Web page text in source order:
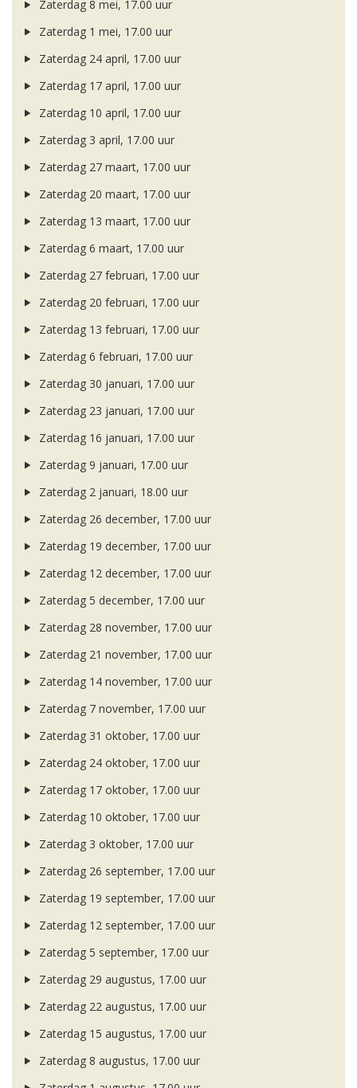
Zaterdag 8 mei, 17.00 uur
Zaterdag 1 mei, 17.00 uur
Zaterdag 24 april, 17.00 uur
Zaterdag 17 april, 17.00 uur
Zaterdag 10 april, 17.00 uur
Zaterdag 3 april, 17.00 uur
Zaterdag 27 maart, 17.00 uur
Zaterdag 20 maart, 17.00 uur
Zaterdag 13 maart, 17.00 uur
Zaterdag 6 maart, 17.00 uur
Zaterdag 27 februari, 17.00 uur
Zaterdag 20 februari, 17.00 uur
Zaterdag 13 februari, 17.00 uur
Zaterdag 6 februari, 17.00 uur
Zaterdag 30 januari, 17.00 uur
Zaterdag 23 januari, 17.00 uur
Zaterdag 16 januari, 17.00 uur
Zaterdag 9 januari, 17.00 uur
Zaterdag 2 januari, 18.00 uur
Zaterdag 26 december, 17.00 uur
Zaterdag 19 december, 17.00 uur
Zaterdag 12 december, 17.00 uur
Zaterdag 5 december, 17.00 uur
Zaterdag 28 november, 17.00 uur
Zaterdag 21 november, 17.00 uur
Zaterdag 14 november, 17.00 uur
Zaterdag 7 november, 17.00 uur
Zaterdag 31 oktober, 17.00 uur
Zaterdag 24 oktober, 17.00 uur
Zaterdag 17 oktober, 17.00 uur
Zaterdag 10 oktober, 17.00 uur
Zaterdag 3 oktober, 17.00 uur
Zaterdag 26 september, 17.00 uur
Zaterdag 19 september, 17.00 uur
Zaterdag 12 september, 17.00 uur
Zaterdag 5 september, 17.00 uur
Zaterdag 29 augustus, 17.00 uur
Zaterdag 22 augustus, 17.00 uur
Zaterdag 15 augustus, 17.00 uur
Zaterdag 8 augustus, 17.00 uur